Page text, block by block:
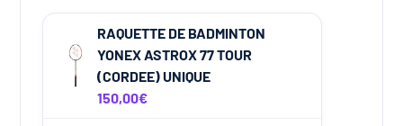
RAQUETTE DE BADMINTON
YONEX ASTROX 77 TOUR
(CORDEE) UNIQUE
150,00€